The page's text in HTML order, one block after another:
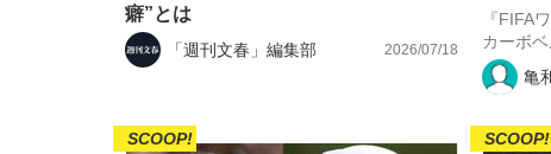
癖”とは
「週刊文春」編集部 2026/07/18
『FIFA
カーボ
亀
SCOOP! SCOOP!